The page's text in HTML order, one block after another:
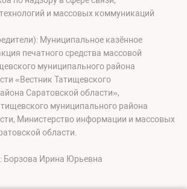
и массовых коммуникаций
Муниципальное казённое
печатного средства массовой
муниципального района
«Вестник Татищевского
Саратовской области»,
муниципального района
Министерство информации и массовых
области.
Борзова Ирина Юрьевна